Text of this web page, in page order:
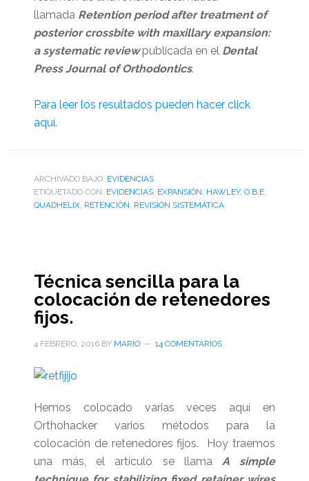
llamada Retention period after treatment of
posterior crossbite with maxillary expansion:
a systematic reviewpublicada en el Dental
Press Journal of Orthodontics.
Para leer los resultados pueden hacer click
aquí.
ARCHIVADO BAJO: EVIDENCIAS
ETIQUETADO CON: EVIDENCIAS, EXPANSIÓN, HAWLEY, O.B.E,
QUADHELIX, RETENCIÒN, REVISIÓN SISTEMÁTICA
Técnica sencilla para la
colocación de retenedores
fijos.
4 FEBRERO, 2016BY MARIO 14 COMENTARIOS
Hemos colocado varias veces aquí en
Orthohacker varios métodos para la
colocación de retenedores fijos. Hoy traemos
una más, el artículo se llamaA simple